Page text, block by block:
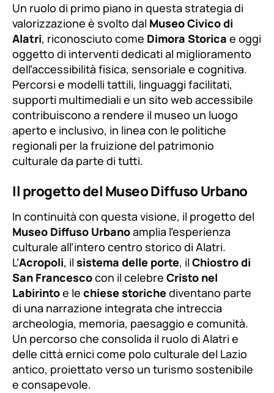
Un ruolo di primo piano in questa strategia di
valorizzazione è svolto dal Museo Civico di
Alatri, riconosciuto come Dimora Storica e oggi
oggetto di interventi dedicati al miglioramento
dell’accessibilità fisica, sensoriale e cognitiva.
Percorsi e modelli tattili, linguaggi facilitati,
supporti multimediali e un sito web accessibile
contribuiscono a rendere il museo un luogo
aperto e inclusivo, in linea con le politiche
regionali per la fruizione del patrimonio
culturale da parte di tutti.
Il progetto del Museo Diffuso Urbano
In continuità con questa visione, il progetto del
Museo Diffuso Urbanoamplia l’esperienza
culturale all’intero centro storico di Alatri.
L’Acropoli, il sistema delle porte, il Chiostro di
San Francescocon il celebre Cristo nel
Labirintoe le chiese storichediventano parte
di una narrazione integrata che intreccia
archeologia, memoria, paesaggio e comunità.
Un percorso che consolida il ruolo di Alatri e
delle città ernici come polo culturale del Lazio
antico, proiettato verso un turismo sostenibile
e consapevole.